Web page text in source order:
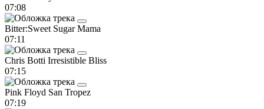
07:08
Bitter:Sweet Sugar Mama
07:11
Chris Botti Irresistible Bliss
07:15
Pink Floyd San Tropez
07:19